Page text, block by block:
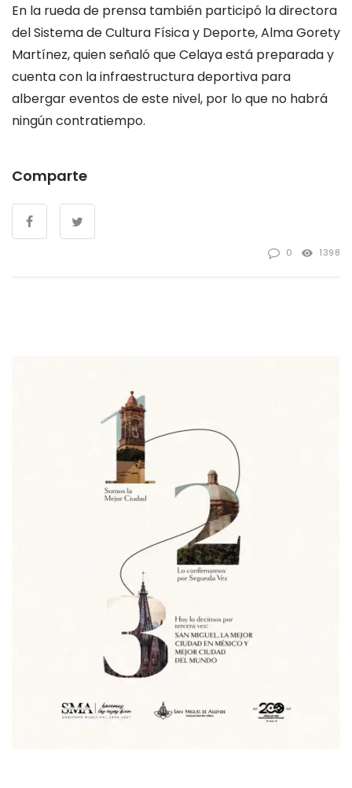
En la rueda de prensa también participó la directora
del Sistema de Cultura Física y Deporte, AlmaGorety
Martínez, quien señaló que Celaya está preparada y
cuenta con la infraestructura deportiva para
albergar eventos de este nivel, por lo que no habrá
ningún contratiempo.
Comparte
0 1398